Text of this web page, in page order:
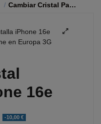
Cambiar Cristal Pantalla
16e
-10,00 €